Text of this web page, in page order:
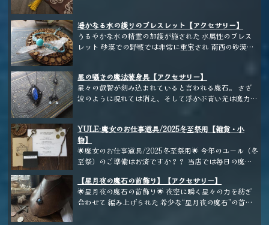
された魔法陣です。 物質的な成功と 精神的な成功のバ
ランスを見極め 持ち主の行動によって幸運のチャンス
を見つけやすくする というとても現実的な護符になり
未来が訪れますように
遥かなる水の護りのブレスレット【アクセサリー】
うるやかな水の精霊の加護が施された 水属性のブレス
レット 砂漠での野戦では非常に重宝され 南西の砂漠の
星の囁きの魔法装身具【アクセサリー】
星々の叡智が刻み込まれていると言われる魔石。 さざ
波のように現れては消え、そして浮かぶ青い光は魔力の
経、現在は様々な魔術や魔法に応用されています。ひと
つひとつに内包されている魔力量は、持ち主の魂に呼応
するとも言われており、惹き合う持ち主にのみ「魔石が
呼ぶ」サインがあると言われています。
YULE:魔女のお仕事道具/2025冬至祭用【雑貨・小
物】
🌟魔女のお仕事道具/2025冬至祭用🌟 今年のユール（冬
至祭）のご準備はお済ですか？？ 当店では毎日の魔女
方のために、オリジナルの魔女のお仕事道具をひと揃え
ご用意いたしました！ 【数量限定】冬至祭の魔女道
具 1セット 銀貨4枚と銅貨2枚 ーーーーーーーーーー
【星月夜の魔石の首飾り】【アクセサリー】
🌟星月夜の魔石の首飾り🌟 夜空に瞬く星々の力を紡ぎ
合わせて 編み上げられた 希少な“星月夜の魔石”の首飾